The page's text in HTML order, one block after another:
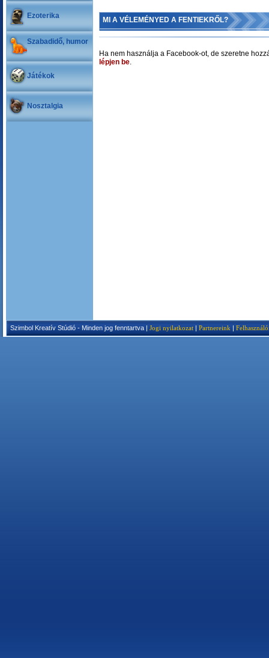
Ezoterika
Szabadidő, humor
Játékok
Nosztalgia
MI A VÉLEMÉNYED A FENTIEKRŐL?
Ha nem használja a Facebook-ot, de szeretne
lépjen be.
Szimbol Kreatív Stúdió - Minden jog fenntartva | Jogi nyilatkozat | Partnereink |